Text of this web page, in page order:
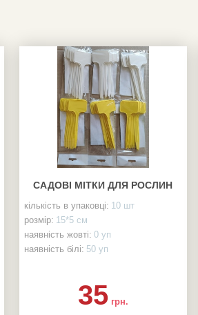
САДОВІ МІТКИ ДЛЯ РОСЛИН
кількість в упаковці: 10 шт
розмір: 15*5 см
наявність жовті: 0 уп
наявність білі: 50 уп
35 грн.